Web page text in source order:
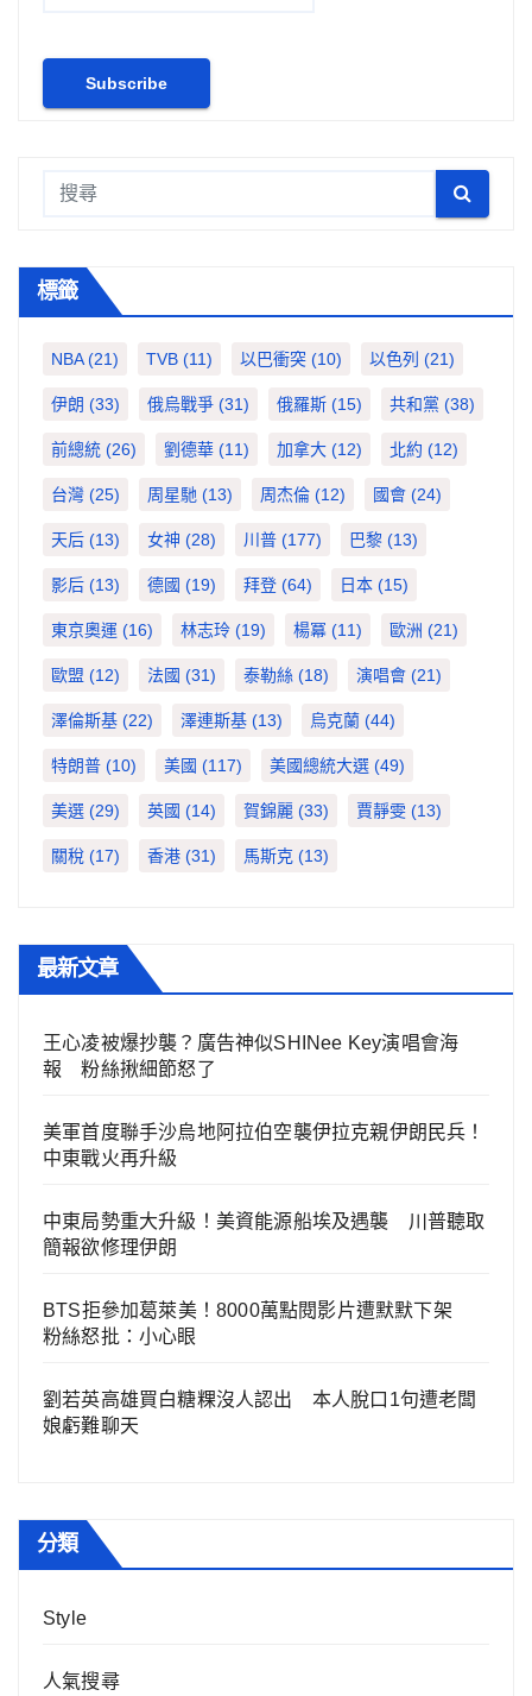
標籤
NBA(21) TVB (11) 以巴衝突 (10) 以色列 (21)
伊朗 (33) 俄烏戰爭 (31) 俄羅斯 (15) 共和黨 (38)
前總統 (26) 劉德華 (11) 加拿大 (12) 北約 (12)
台灣 (25) 周星馳 (13) 周杰倫 (12) 國會 (24)
天后 (13) 女神 (28) 川普 (177) 巴黎 (13)
影后 (13) 德國 (19) 拜登 (64) 日本 (15)
東京奧運 (16) 林志玲 (19) 楊冪 (11) 歐洲 (21)
歐盟 (12) 法國 (31) 泰勒絲 (18) 演唱會 (21)
澤倫斯基 (22) 澤連斯基 (13) 烏克蘭 (44)
特朗普 (10) 美國 (117) 美國總統大選 (49)
美選 (29) 英國 (14) 賀錦麗 (33) 賈靜雯 (13)
關稅 (17) 香港 (31) 馬斯克 (13)
最新文章
王心凌被爆抄襲？廣告神似SHINee Key演唱會海
報 粉絲揪細節怒了
美軍首度聯手沙烏地阿拉伯空襲伊拉克親伊朗民兵！
中東戰火再升級
中東局勢重大升級！美資能源船埃及遇襲 川普聽取
簡報欲修理伊朗
BTS拒參加葛萊美！8000萬點閱影片遭默默下架
粉絲怒批：小心眼
劉若英高雄買白糖粿沒人認出 本人脫口1句遭老闆
娘虧難聊天
分類
Style
人氣搜尋